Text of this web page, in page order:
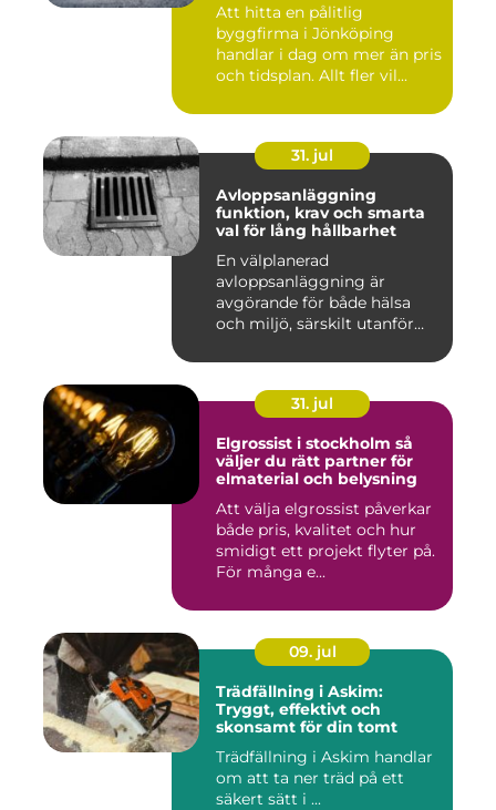
Att hitta en pålitlig
byggfirma i Jönköping
handlar i dag om mer än pris
och tidsplan. Allt fler vil...
31. jul
Avloppsanläggning
funktion, krav och smarta
val för lång hållbarhet
En välplanerad
avloppsanläggning är
avgörande för både hälsa
och miljö, särskilt utanför
31. jul
Elgrossist i stockholm så
väljer du rätt partner för
elmaterial och belysning
Att välja elgrossist påverkar
både pris, kvalitet och hur
smidigt ett projekt flyter på.
För många e...
09. jul
Trädfällning i Askim:
Tryggt, effektivt och
skonsamt för din tomt
Trädfällning i Askim handlar
om att ta ner träd på ett
säkert sätt i ...